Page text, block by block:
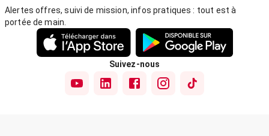
Alertes offres, suivi de mission, infos pratiques : tout est à
portée de main.
Suivez-nous